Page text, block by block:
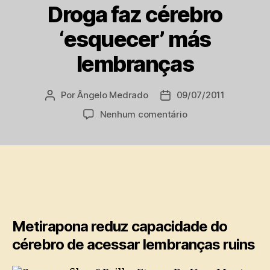
Droga faz cérebro
‘esquecer’ más
lembranças
Autor
PorÂngelo Medrado
Data
de
09/07/2011
Nenhum comentárioem
Metirapona reduz capacidade do
cérebro de acessar lembranças ruins